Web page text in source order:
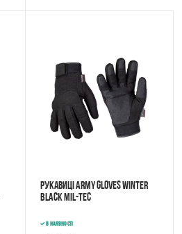
Рукавиці ARMY GLOVES WINTER
BLACK Mil-Tec
В наявності